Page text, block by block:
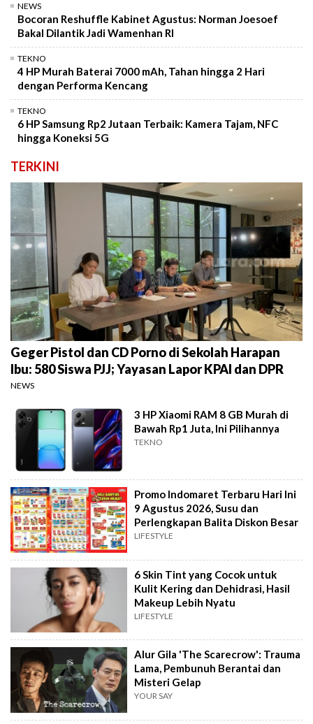
NEWS
Bocoran Reshuffle Kabinet Agustus: Norman Joesoef
Bakal Dilantik Jadi Wamenhan RI
TEKNO
4 HP Murah Baterai 7000 mAh, Tahan hingga 2 Hari
dengan Performa Kencang
TEKNO
6 HP Samsung Rp2 Jutaan Terbaik: Kamera Tajam, NFC
hingga Koneksi 5G
TERKINI
Geger Pistol dan CD Porno di Sekolah Harapan
Ibu: 580 Siswa PJJ; Yayasan Lapor KPAI dan DPR
NEWS
3 HP Xiaomi RAM 8 GB Murah di
Bawah Rp1 Juta, Ini Pilihannya
TEKNO
Promo Indomaret Terbaru Hari Ini
9 Agustus 2026, Susu dan
Perlengkapan Balita Diskon Besar
LIFESTYLE
6 Skin Tint yang Cocok untuk
Kulit Kering dan Dehidrasi, Hasil
Makeup Lebih Nyatu
LIFESTYLE
Alur Gila 'The Scarecrow': Trauma
Lama, Pembunuh Berantai dan
Misteri Gelap
YOUR SAY